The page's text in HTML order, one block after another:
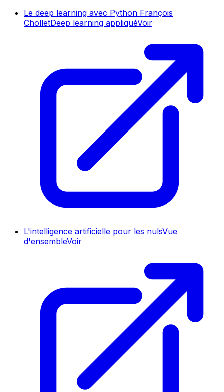
Le deep learning avec Python François
CholletDeep learning appliquéVoir
L'intelligence artificielle pour les nulsVue
d'ensembleVoir